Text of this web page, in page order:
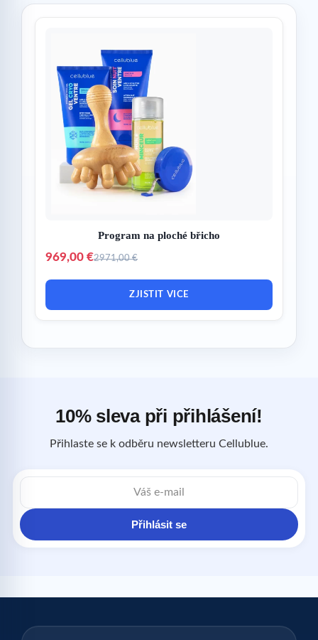
Program na ploché břicho
969,00 €2971,00 €
ZJISTIT VICE
10% sleva při přihlášení!
Přihlaste se k odběru newsletteru Cellublue.
E-
mailová
Přihlásit se